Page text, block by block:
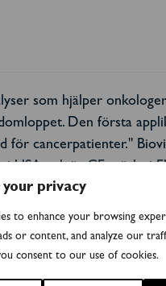
your privacy
to enhance your browsing
or content, and analyze our
consent to our use of cookies.
som hjälper
Den första
cancerpatienter."
USA och är CE-märkt i
För mer information,